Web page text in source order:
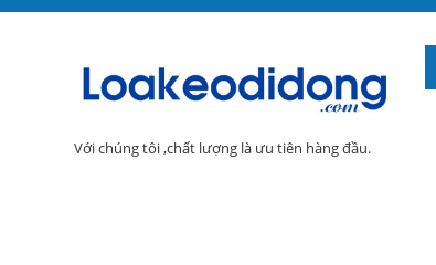
Với chúng tôi ,chất lượng là ưu tiên hàng đầu.